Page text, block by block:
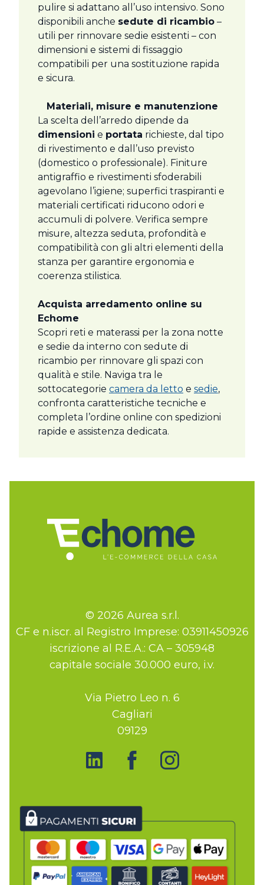
pulire si adattano all’uso intensivo. Sono
disponibili anche sedute di ricambio –
utili per rinnovare sedie esistenti – con
dimensioni e sistemi di fissaggio
compatibili per una sostituzione rapida
e sicura.
Materiali, misure e manutenzione
La scelta dell’arredo dipende da
dimensioni e portata richieste, dal tipo
di rivestimento e dall’uso previsto
(domestico o professionale). Finiture
antigraffio e rivestimenti sfoderabili
agevolano l’igiene; superfici traspiranti e
materiali certificati riducono odori e
accumuli di polvere. Verifica sempre
misure, altezza seduta, profondità e
compatibilità con gli altri elementi della
stanza per garantire ergonomia e
coerenza stilistica.
Acquista arredamento online su
Echome
Scopri reti e materassi per la zona notte
e sedie da interno con sedute di
ricambio per rinnovare gli spazi con
qualità e stile. Naviga tra le
sottocategorie camera da letto e sedie,
confronta caratteristiche tecniche e
completa l’ordine online con spedizioni
rapide e assistenza dedicata.
© 2026 Aurea s.r.l.
CF e n.iscr. al Registro Imprese: 03911450926
iscrizione al R.E.A.: CA – 305948
capitale sociale 30.000 euro, i.v.
Via Pietro Leo n. 6
Cagliari
09129